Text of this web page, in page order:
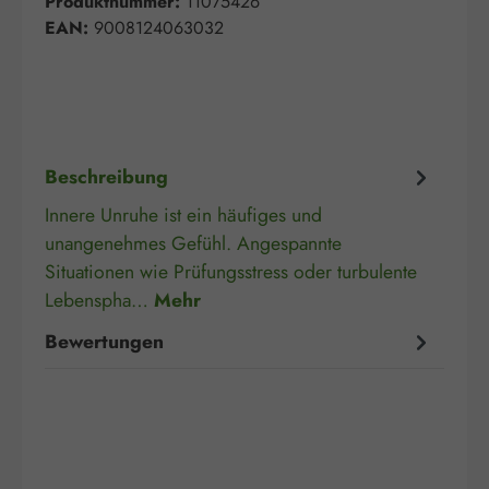
EAN: 9008124063032
Beschreibung
Innere Unruhe ist ein häufiges und
unangenehmes Gefühl. Angespannte
Situationen wie Prüfungsstress oder turbulente
Lebenspha… Mehr
Bewertungen